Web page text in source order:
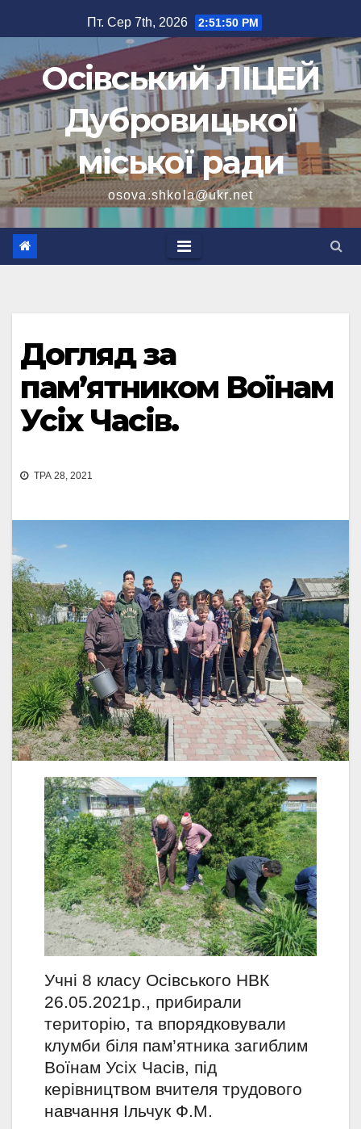
до
вмісту
Пт. Сер 7th, 2026 2:51:51 PM
Осівський ЛІЦЕЙ
Дубровицької
міської ради
osova.shkola@ukr.net
Догляд за
пам’ятником Воїнам
Усіх Часів.
ТРА 28, 2021
Учні 8 класу Осівського НВК
26.05.2021р., прибирали
територію, та впорядковували
клумби біля пам’ятника загиблим
Воїнам Усіх Часів, під
керівництвом вчителя трудового
навчання Ільчук Ф.М.